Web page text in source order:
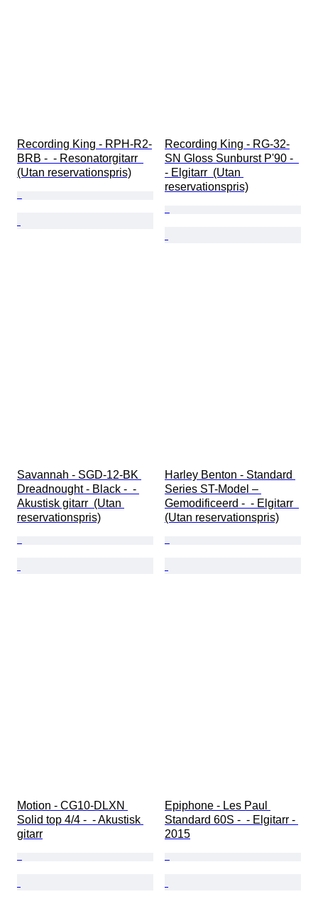
Recording King - RPH-R2-
BRB -  - Resonatorgitarr
(Utan reservationspris)
Recording King - RG-32-
SN Gloss Sunburst P'90 -
- Elgitarr  (Utan
reservationspris)
Savannah - SGD-12-BK
Dreadnought - Black -  -
Akustisk gitarr  (Utan
reservationspris)
Harley Benton - Standard
Series ST-Model –
Gemodificeerd -  - Elgitarr
(Utan reservationspris)
Motion - CG10-DLXN
Solid top 4/4 -  - Akustisk
gitarr
Epiphone - Les Paul
Standard 60S -  - Elgitarr -
2015